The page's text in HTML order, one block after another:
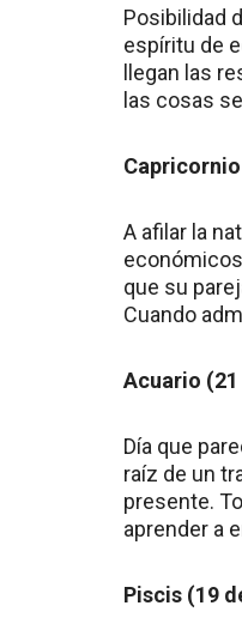
Posibilidad
espíritu de
llegan las
las cosas
A afilar la
que su
Cuando
Acuario
Día que
raíz de un
presente.
aprender a
Piscis (19